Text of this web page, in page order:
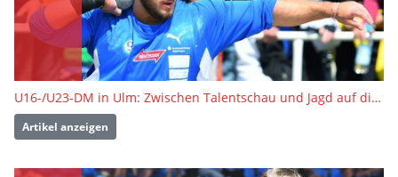
U16-/U23-DM in Ulm: Zwischen Talentschau und Jagd auf die U23-EM-Tickets
Artikel anzeigen